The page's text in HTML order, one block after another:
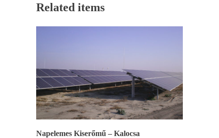
Related items
Napelemes Kiserőmű – Kalocsa